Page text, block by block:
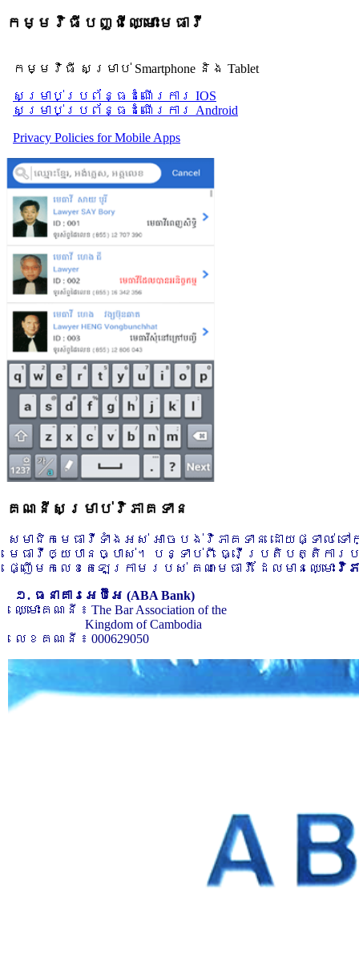
កម្មវិធីបញ្ជីឈ្មោះមេធាវី
កម្មវិធី សម្រាប់ Smartphone និង Tablet
សម្រាប់​ប្រព័ន្ធដំណើរការ IOS
សម្រាប់​ប្រព័ន្ធដំណើរការ Android
Privacy Policies for Mobile Apps
គណនីសម្រាប់វិភាគទាន
សមាជិកមេធាវីទាំងអស់ អាចបង់វិភាគទាន ដោយផ្ទាល់
មេធាវីឲ្យបានច្បាស់។ បន្ទាប់ពី ធ្វើប្រតិបត្តិកា
ផ្ញើមកលេខតេឡេក្រាមរបស់ គណៈមេធាវី ដែលមានឈ្មោះ វិភ
១. ធនាគារអេប៊ីអេ (ABA Bank)
ឈ្មោះគណនី ៖ The Bar Association of the
Kingdom of Cambodia
លេខគណនី ៖ 000629050